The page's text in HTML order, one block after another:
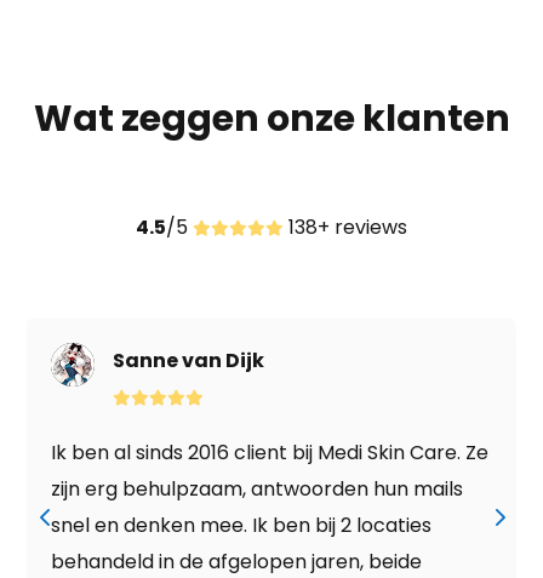
Wat zeggen onze klanten
4.5/5 138+ reviews
Fam. Kroon
Ik ben meerdere keren met tussenpozen
behandeld door Nina. Naar grote
tevredenheid en resultaat, behandeld
zonneschade en pigmentvlekken. Wat